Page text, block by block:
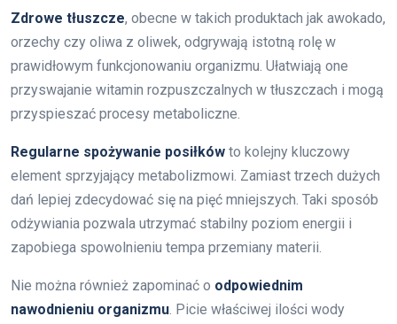
Zdrowe tłuszcze, obecne w takich produktach jak awokado,
orzechy czy oliwa z oliwek, odgrywają istotną rolę w
prawidłowym funkcjonowaniu organizmu. Ułatwiają one
przyswajanie witamin rozpuszczalnych w tłuszczach i mogą
przyspieszać procesy metaboliczne.
Regularne spożywanie posiłków to kolejny kluczowy
element sprzyjający metabolizmowi. Zamiast trzech dużych
dań lepiej zdecydować się na pięć mniejszych. Taki sposób
odżywiania pozwala utrzymać stabilny poziom energii i
zapobiega spowolnieniu tempa przemiany materii.
Nie można również zapominać o odpowiednim
nawodnieniu organizmu. Picie właściwej ilości wody